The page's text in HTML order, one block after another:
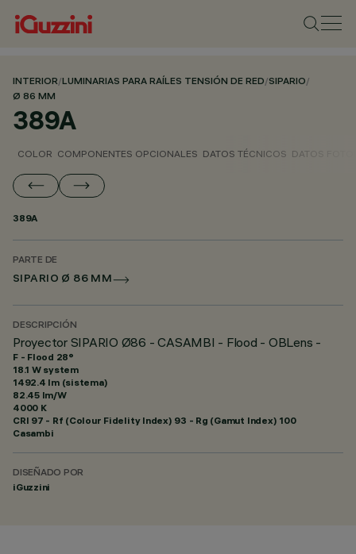
INTERIOR/LUMINARIAS PARA RAÍLES TENSIÓN DE RED/SIPARIO/
Ø 86 MM
389A
COLOR COMPONENTES OPCIONALES DATOS TÉCNICOS DATOS
389A
PARTE DE
SIPARIO Ø 86 MM
DESCRIPCIÓN
Proyector SIPARIO Ø86 - CASAMBI - Flood - OBLens -
F - Flood 28°
18.1 W system
1492.4 lm (sistema)
82.45 lm/W
4000 K
CRI 97 - Rf (Colour Fidelity Index) 93 - Rg (Gamut Index) 100
Casambi
DISEÑADO POR
iGuzzini